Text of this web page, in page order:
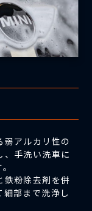
弱アルカリ性の
、手洗い洗車に
鉄粉除去剤を併
部まで洗浄し